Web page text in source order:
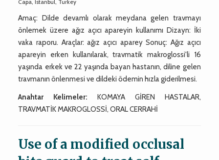
Capa, Istanbul, Turkey
Amaç: Dilde devamlı olarak meydana gelen travmayı
önlemek üzere ağız açıcı apareyin kullanımı Dizayn: İki
vaka raporu. Araçlar: ağız açıcı aparey Sonuç: Ağız açıcı
apareyin erken kullanılarak, travmatik makroglossi'li 16
yaşında erkek ve 22 yaşında bayan hastanın, diline gelen
travmanın önlenmesi ve dildeki ödemin hızla giderilmesi.
Anahtar Kelimeler: KOMAYA GİREN HASTALAR,
TRAVMATİK MAKROGLOSSİ, ORAL CERRAHİ
Use of a modified occlusal